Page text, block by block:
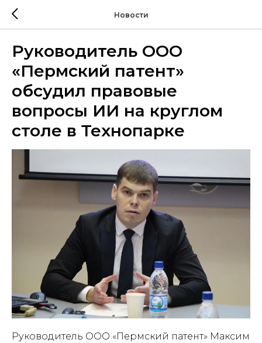
Новости
Руководитель ООО
«Пермский патент»
обсудил правовые
вопросы ИИ на круглом
столе в Технопарке
Руководитель ООО «Пермский патент» Максим